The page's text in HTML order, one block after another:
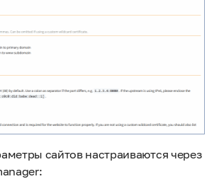
сайтов настраиваются через